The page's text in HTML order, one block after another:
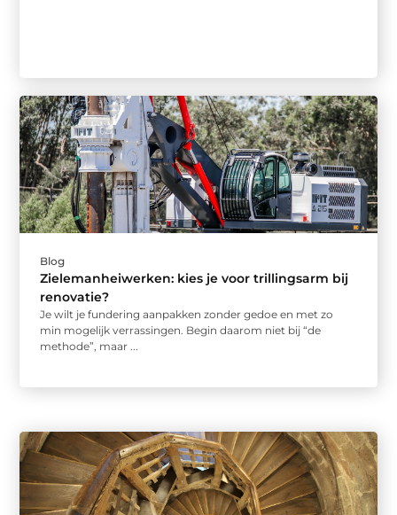
Blog
Zielemanheiwerken: kies je voor trillingsarm bij
renovatie?
Je wilt je fundering aanpakken zonder gedoe en met zo
min mogelijk verrassingen. Begin daarom niet bij “de
methode”, maar ...